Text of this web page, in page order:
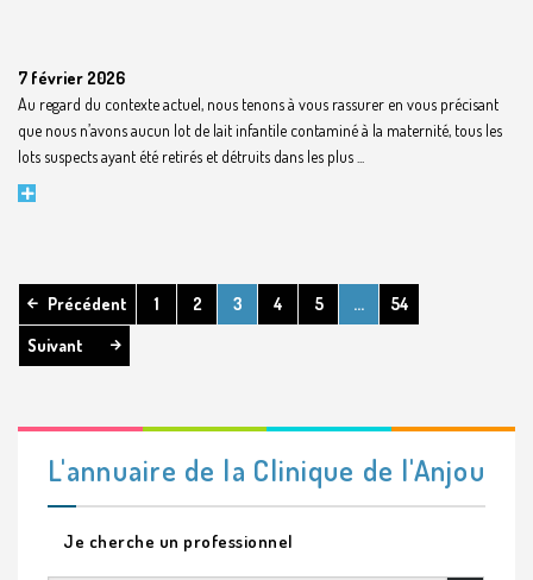
7 février 2026
Au regard du contexte actuel, nous tenons à vous rassurer en vous précisant
que nous n’avons aucun lot de lait infantile contaminé à la maternité, tous les
lots suspects ayant été retirés et détruits dans les plus ...
Précédent 1 2 3 4 5 … 54
Suivant
L'annuaire de la Clinique de l'Anjou
Je cherche un professionnel